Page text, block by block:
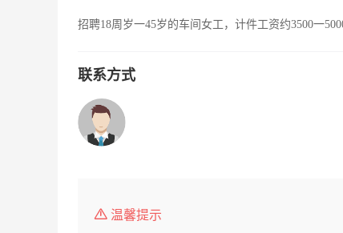
招聘18周岁一45岁的车间女工，计件工资约3500一
联系方式
温馨提示